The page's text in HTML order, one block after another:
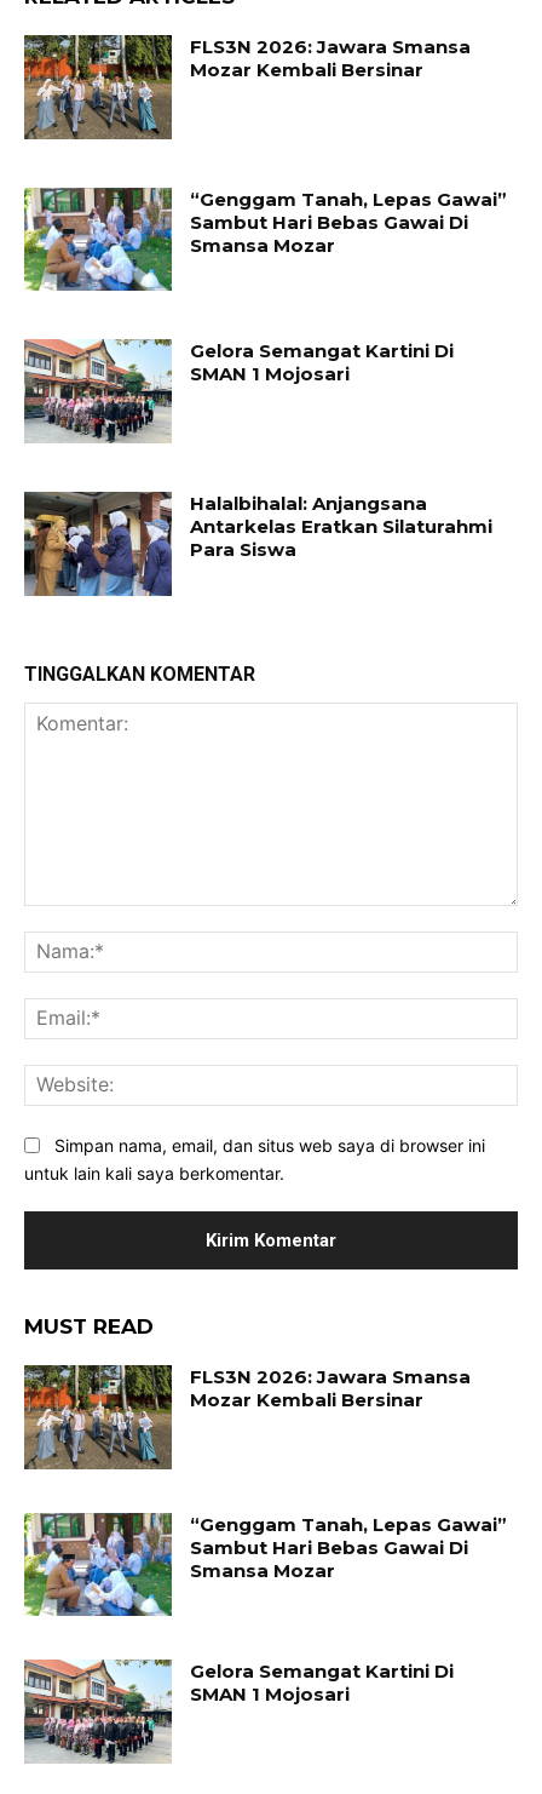
FLS3N 2026: Jawara Smansa
Mozar Kembali Bersinar
“Genggam Tanah, Lepas Gawai”
Sambut Hari Bebas Gawai Di
Smansa Mozar
Gelora Semangat Kartini Di
SMAN 1 Mojosari
Halalbihalal: Anjangsana
Antarkelas Eratkan Silaturahmi
Para Siswa
TINGGALKAN KOMENTAR
Simpan nama, email, dan situs web saya di browser ini
untuk lain kali saya berkomentar.
MUST READ
FLS3N 2026: Jawara Smansa
Mozar Kembali Bersinar
“Genggam Tanah, Lepas Gawai”
Sambut Hari Bebas Gawai Di
Smansa Mozar
Gelora Semangat Kartini Di
SMAN 1 Mojosari